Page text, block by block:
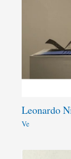
Leonardo
Ve